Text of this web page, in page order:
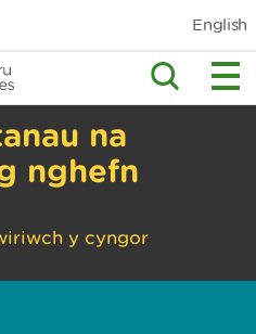
English
na
nghefn
y cyngor